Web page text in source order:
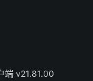
端 v21.81.00